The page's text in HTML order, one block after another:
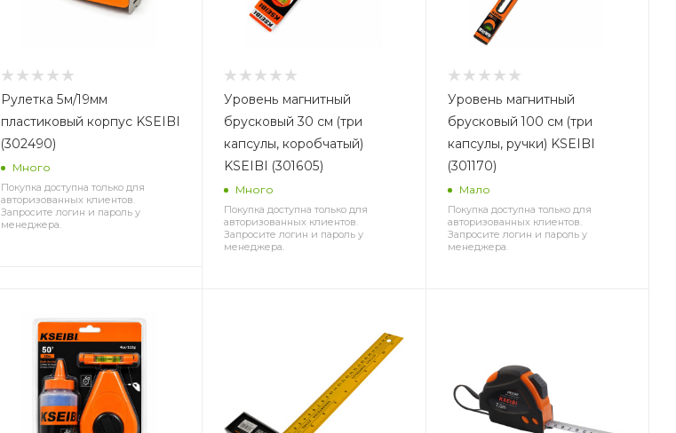
Рулетка 5м/19мм
пластиковый корпус KSEIBI
(302490)
Много
Покупка доступна только для
авторизованных клиентов.
Запросите логин и пароль у
менеджера.
Уровень магнитный
брусковый 30 см (три
капсулы, коробчатый)
KSEIBI (301605)
Много
Покупка доступна только для
авторизованных клиентов.
Запросите логин и пароль у
менеджера.
Уровень магнитный
брусковый 100 см (три
капсулы, ручки) KSEIBI
(301170)
Мало
Покупка доступна только для
авторизованных клиентов.
Запросите логин и пароль у
менеджера.